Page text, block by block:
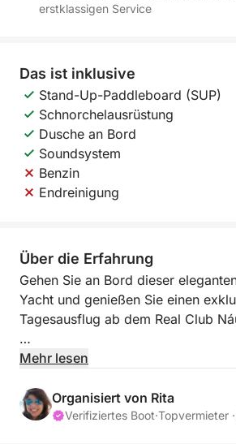
erstklassigen Service
Das ist inklusive
Stand-Up-Paddleboard (SUP)
Schnorchelausrüstung
Dusche an Bord
Soundsystem
Benzin
Endreinigung
Über die Erfahrung
Gehen Sie an Bord dieser
Yacht und genießen Sie einen
Tagesausflug ab dem Real Club
Die Yacht wurde komplett
atemberaubende Landschaft der
Begleitet von einer
Mehr lesen
Organisiert von Rita
Verifiziertes Boot·Topvermieter ·